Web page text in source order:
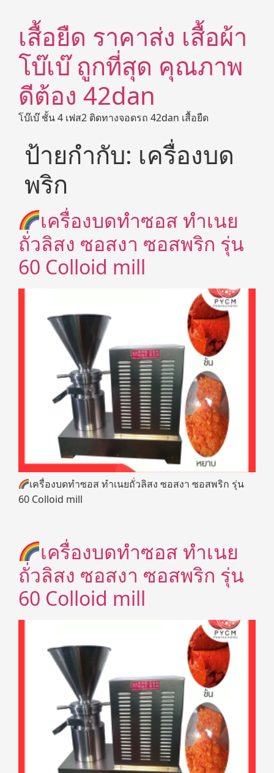
เสื้อยืด ราคาส่ง เสื้อผ้า
โบ๊เบ๊ ถูกที่สุด คุณภาพ
ดีต้อง 42dan
โบ๊เบ๊ ชั้น 4 เฟส2 ติดทางจอดรถ 42dan เสื้อยืด
ป้ายกำกับ: เครื่องบด
พริก
เครื่องบดทำซอส ทำเนย
ถั่วลิสง ซอสงา ซอสพริก รุ่น
60 Colloid mill
เครื่องบดทำซอส ทำเนยถั่วลิสง ซอสงา ซอสพริก รุ่น
60 Colloid mill
เครื่องบดทำซอส ทำเนย
ถั่วลิสง ซอสงา ซอสพริก รุ่น
60 Colloid mill